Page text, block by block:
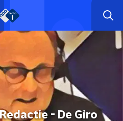
- De Giro